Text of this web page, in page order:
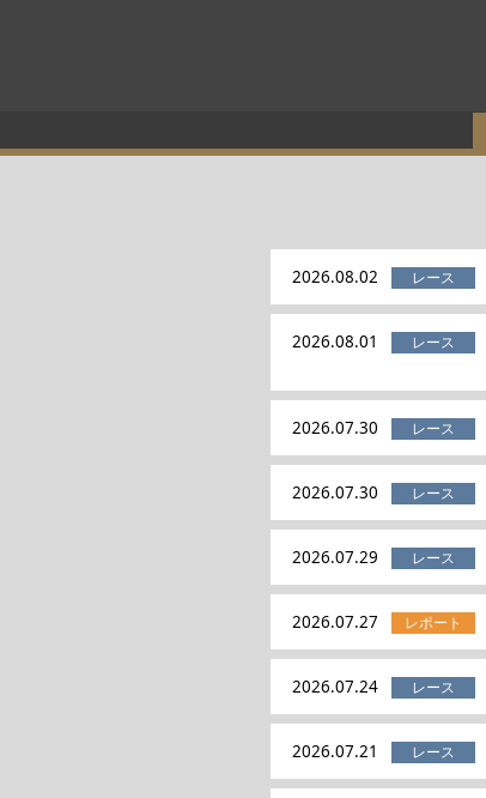
2026.08.02
2026.08.01
2026.07.30
2026.07.30
2026.07.29
2026.07.27
2026.07.24
2026.07.21